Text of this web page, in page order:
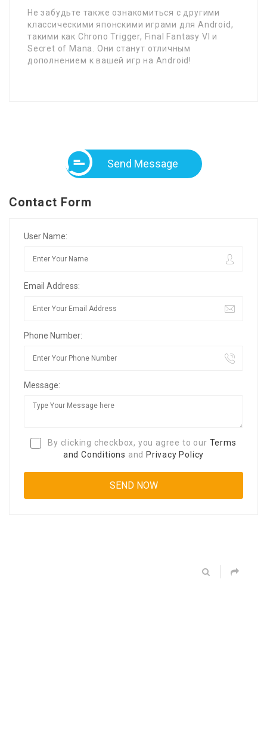
Не забудьте также ознакомиться с другими
классическими японскими играми для Android,
такими как Chrono Trigger, Final Fantasy VI и
Secret of Mana. Они станут отличным
дополнением к вашей игр на Android!
Send Message
Contact Form
User Name:
Email Address:
Phone Number:
Message:
By clicking checkbox, you agree to our Terms
and Conditions and Privacy Policy